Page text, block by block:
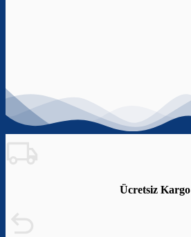
Ücretsiz Kargo